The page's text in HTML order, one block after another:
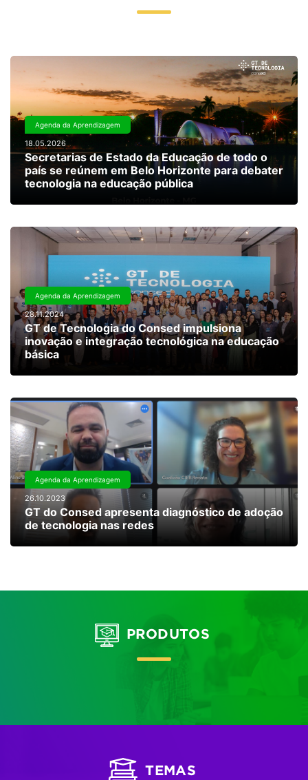
Agenda da Aprendizagem
18.05.2026
Secretarias de Estado da Educação de todo o
país se reúnem em Belo Horizonte para debater
tecnologia na educação pública
Agenda da Aprendizagem
28.11.2024
GT de Tecnologia do Consed impulsiona
inovação e integração tecnológica na educação
básica
Agenda da Aprendizagem
26.10.2023
GT do Consed apresenta diagnóstico de adoção
de tecnologia nas redes
PRODUTOS
TEMAS